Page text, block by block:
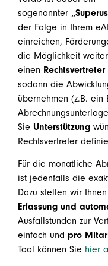
sogenannter
der Folge in Ihrem
einreichen,
die Möglichkeit
einen
sodann die
übernehmen (z.B.
Sie Unterstützung
Rechtsvertreter
Für die monatliche
ist jedenfalls die
Dazu stellen wir
Erfassung und
Ausfallstunden zur
einfach und pro
Tool können Sie hier